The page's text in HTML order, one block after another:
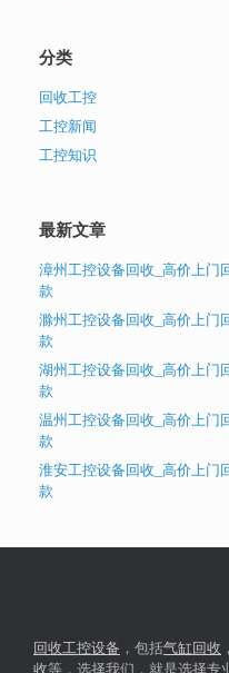
分类
回收工控
工控新闻
工控知识
最新文章
漳州工控设备回收_高价上门
款
滁州工控设备回收_高价上门
款
湖州工控设备回收_高价上门
款
温州工控设备回收_高价上门
款
淮安工控设备回收_高价上门
款
回收工控设备 ，包括气缸回收 ，
收等，选择我们，就是选择专